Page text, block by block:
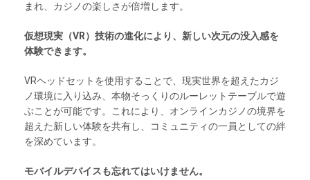
まれ、カジノの楽しさが倍増します。
仮想現実（VR）技術の進化により、新しい次元の没入感を
体験できます。
VRヘッドセットを使用することで、現実世界を超えたカジ
ノ環境に入り込み、本物そっくりのルーレットテーブルで遊
ぶことが可能です。これにより、オンラインカジノの境界を
超えた新しい体験を共有し、コミュニティの一員としての絆
を深めています。
モバイルデバイスも忘れてはいけません。